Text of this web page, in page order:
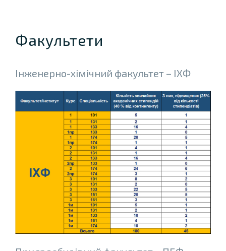
Факультети
Інженерно-хiмiчний факультет – ІХФ